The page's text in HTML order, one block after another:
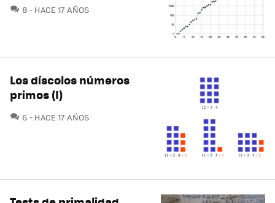
8 COMENTARIOS
HACE 17 AÑOS
Los díscolos números
primos (I)
6 COMENTARIOS
HACE 17 AÑOS